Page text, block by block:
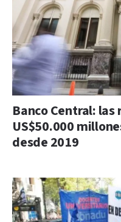
Banco Central:
US$50.000
desde 2019